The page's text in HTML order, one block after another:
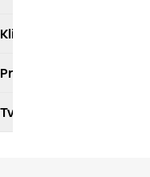
Klimatpåverkan
Produktdatablad
Tvättråd